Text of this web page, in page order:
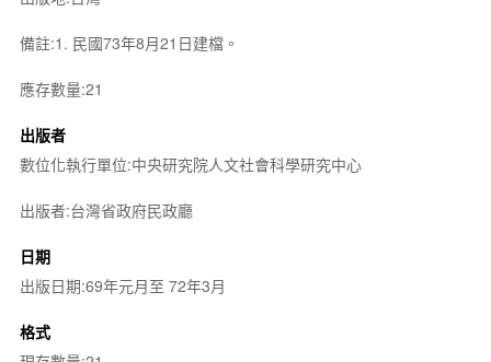
備註:1. 民國73年8月21日建檔。
應存數量:21
出版者
數位化執行單位:中央研究院人文社會科學研究中心
出版者:台灣省政府民政廳
日期
出版日期:69年元月至 72年3月
格式